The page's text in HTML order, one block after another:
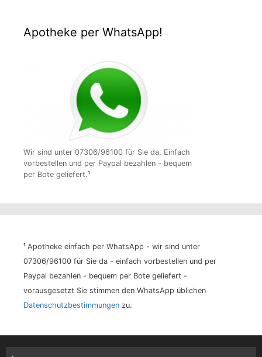
Apotheke per WhatsApp!
Wir sind unter 07306/96100 für Sie da. Einfach
vorbestellen und per Paypal bezahlen - bequem
per Bote geliefert.¹
¹ Apotheke einfach per WhatsApp - wir sind unter
07306/96100 für Sie da - einfach vorbestellen und per
Paypal bezahlen - bequem per Bote geliefert -
vorausgesetzt Sie stimmen den WhatsApp üblichen
Datenschutzbestimmungen zu.